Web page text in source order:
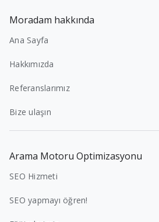
Moradam hakkında
Ana Sayfa
Hakkımızda
Referanslarımız
Bize ulaşın
Arama Motoru Optimizasyonu
SEO Hizmeti
SEO yapmayı öğren!